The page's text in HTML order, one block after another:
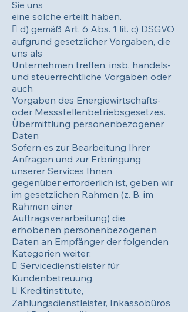
Sie uns
eine solche erteilt haben.
 d) gemäß Art. 6 Abs. 1 lit. c) DSGVO
aufgrund gesetzlicher Vorgaben, die
uns als
Unternehmen treffen, insb. handels-
und steuerrechtliche Vorgaben oder
auch
Vorgaben des Energiewirtschafts-
oder Messstellenbetriebsgesetzes.
Übermittlung personenbezogener
Daten
Sofern es zur Bearbeitung Ihrer
Anfragen und zur Erbringung
unserer Services Ihnen
gegenüber erforderlich ist, geben wir
im gesetzlichen Rahmen (z. B. im
Rahmen einer
Auftragsverarbeitung) die
erhobenen personenbezogenen
Daten an Empfänger der folgenden
Kategorien weiter:
 Servicedienstleister für
Kundenbetreuung
 Kreditinstitute,
Zahlungsdienstleister, Inkassobüros